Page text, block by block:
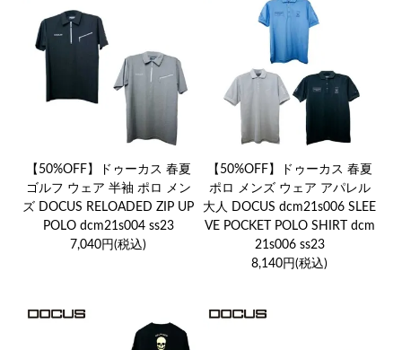
【50%OFF】ドゥーカス 春夏
ゴルフ ウェア 半袖 ポロ メン
ズ DOCUS RELOADED ZIP UP
POLO dcm21s004 ss23
7,040円(税込)
【50%OFF】ドゥーカス 春夏
ポロ メンズ ウェア アパレル
大人 DOCUS dcm21s006 SLEE
VE POCKET POLO SHIRT dcm
21s006 ss23
8,140円(税込)